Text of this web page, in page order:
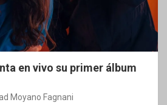
en vivo su primer álbum
Moyano Fagnani